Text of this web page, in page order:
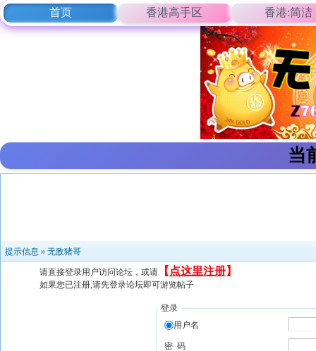
首页 香港高手区 香港:简洁
当
提示信息 » 无敌猪哥
请直接登录用户访问论坛，或请 【 点这里注册】
如果您已注册,请先登录论坛即可游览帖子
登录
用户名
密 码